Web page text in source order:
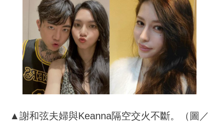
▲謝和弦夫婦與Keanna隔空交火不斷。（圖／